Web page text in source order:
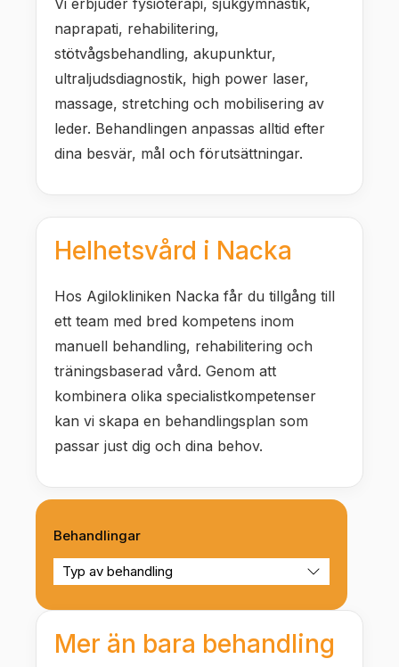
naprapati, rehabilitering,
stötvågsbehandling, akupunktur,
ultraljudsdiagnostik, high power laser,
massage, stretching och mobilisering av
leder. Behandlingen anpassas alltid efter
dina besvär, mål och förutsättningar.
Helhetsvård i Nacka
Hos Agilokliniken Nacka får du tillgång till
ett team med bred kompetens inom
manuell behandling, rehabilitering och
träningsbaserad vård. Genom att
kombinera olika specialistkompetenser
kan vi skapa en behandlingsplan som
passar just dig och dina behov.
Behandlingar
Mer än bara behandling